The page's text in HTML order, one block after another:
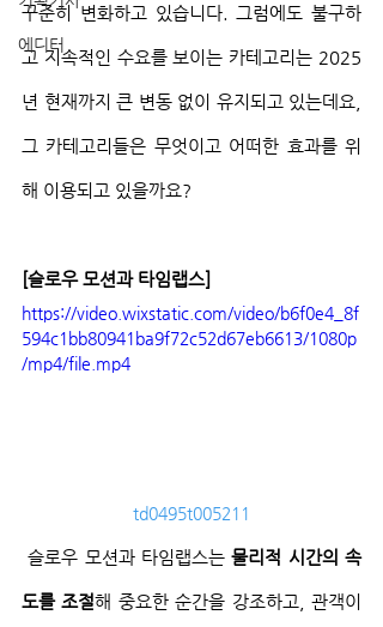
에디터
꾸준히 변화하고 있습니다. 그럼에도 불구하
고 지속적인 수요를 보이는 카테고리는 2025
년 현재까지 큰 변동 없이 유지되고 있는데요,
그 카테고리들은 무엇이고 어떠한 효과를 위
해 이용되고 있을까요?
[슬로우 모션과 타임랩스]
https://video.wixstatic.com/video/b6f0e4_8f
594c1bb80941ba9f72c52d67eb6613/1080p
/mp4/file.mp4
td0495t005211
슬로우 모션과 타임랩스는 물리적 시간의 속
도를 조절해 중요한 순간을 강조하고, 관객이